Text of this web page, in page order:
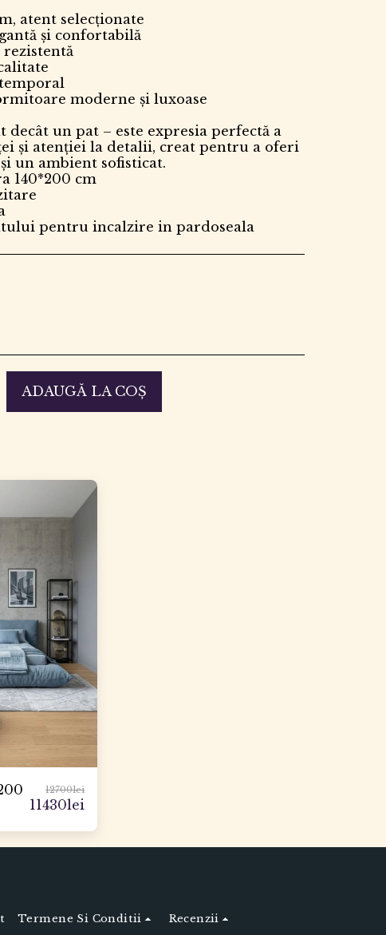
atent selecționate
și confortabilă
moderne și luxoase
un pat – este expresia perfectă a
și atenției la detalii, creat pentru a oferi
un ambient sofisticat.
140*200 cm
pentru incalzire in pardoseala
ADAUGĂ LA COŞ
12700lei
11430lei
Termene Si Conditii Recenzii